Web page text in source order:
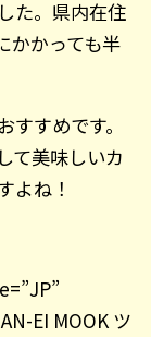
た。県内在住
かかっても半
すすめです。
て美味しいカ
よね！
EI MOOK ツ